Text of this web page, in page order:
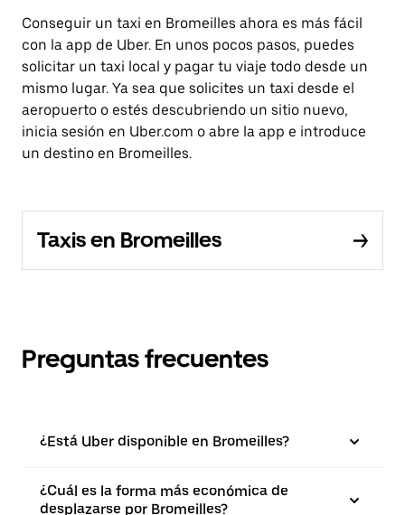
Conseguir un taxi en Bromeilles ahora es más fácil
con la app de Uber. En unos pocos pasos, puedes
solicitar un taxi local y pagar tu viaje todo desde un
mismo lugar. Ya sea que solicites un taxi desde el
aeropuerto o estés descubriendo un sitio nuevo,
inicia sesión en Uber.com o abre la app e introduce
un destino en Bromeilles.
Taxis en Bromeilles
Preguntas frecuentes
¿Está Uber disponible en Bromeilles?
¿Cuál es la forma más económica de
desplazarse por Bromeilles?